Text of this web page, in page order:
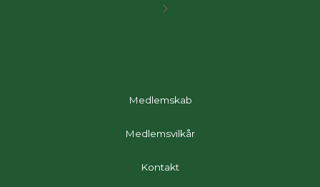
Medlemskab
Medlemsvilkår
Kontakt